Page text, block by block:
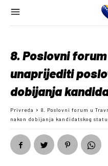
8. Poslovni
unaprijediti
dobijanja
Privreda
8. Poslovni forum u
nakon dobijanja kandidatskog